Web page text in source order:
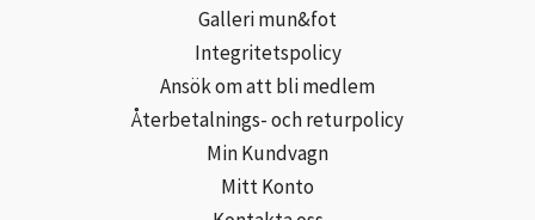
Galleri mun&fot
Integritetspolicy
Ansök om att bli medlem
Återbetalnings- och returpolicy
Min Kundvagn
Mitt Konto